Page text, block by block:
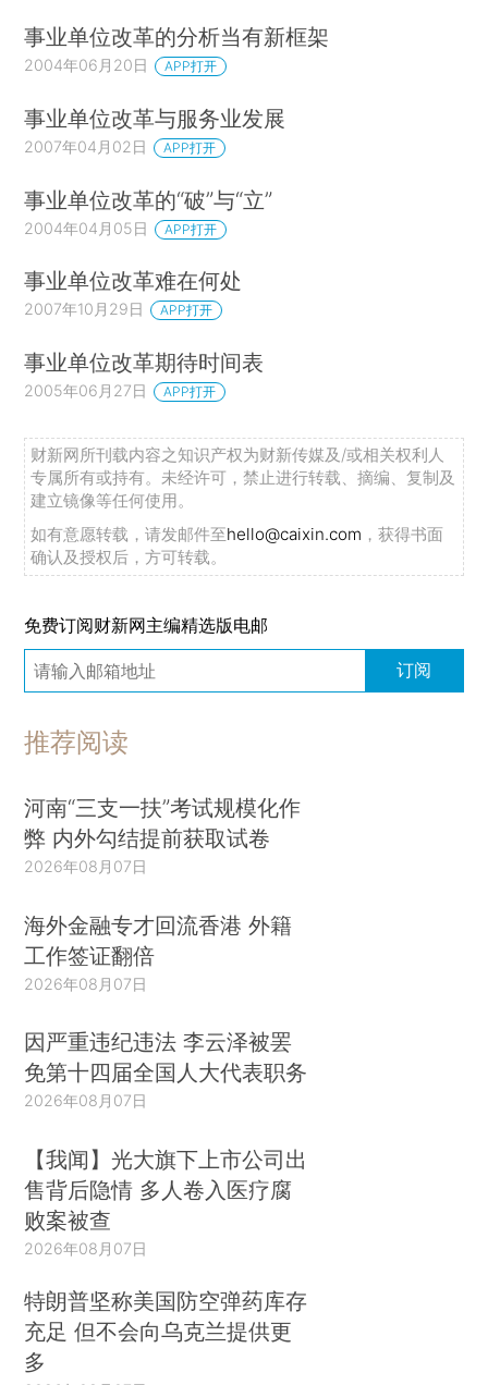
事业单位改革的分析当有新框架
2004年06月20日 APP打开
事业单位改革与服务业发展
2007年04月02日 APP打开
事业单位改革的“破”与“立”
2004年04月05日 APP打开
事业单位改革难在何处
2007年10月29日 APP打开
事业单位改革期待时间表
2005年06月27日 APP打开
财新网所刊载内容之知识产权为财新传媒及/或相关权利人
专属所有或持有。未经许可，禁止进行转载、摘编、复制及
建立镜像等任何使用。
如有意愿转载，请发邮件至hello@caixin.com ，获得书面
确认及授权后，方可转载。
免费订阅财新网主编精选版电邮
订阅
推荐阅读
河南“三支一扶”考试规模化作
弊 内外勾结提前获取试卷
2026年08月07日
海外金融专才回流香港 外籍
工作签证翻倍
2026年08月07日
因严重违纪违法 李云泽被罢
免第十四届全国人大代表职务
2026年08月07日
【我闻】光大旗下上市公司出
售背后隐情 多人卷入医疗腐
败案被查
2026年08月07日
特朗普坚称美国防空弹药库存
充足 但不会向乌克兰提供更
多